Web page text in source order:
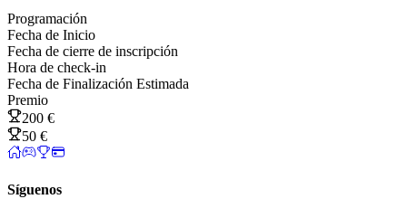
Programación
Fecha de Inicio
Fecha de cierre de inscripción
Hora de check-in
Fecha de Finalización Estimada
Premio
200 €
50 €
Síguenos